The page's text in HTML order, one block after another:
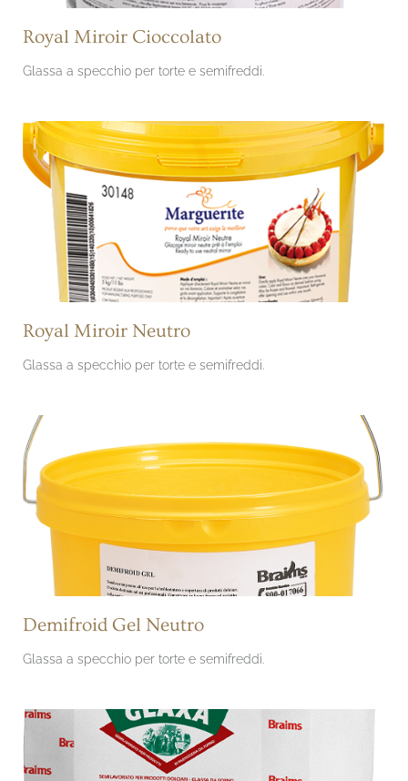
Royal Miroir Cioccolato
Glassa a specchio per torte e semifreddi.
Royal Miroir Neutro
Glassa a specchio per torte e semifreddi.
Demifroid Gel Neutro
Glassa a specchio per torte e semifreddi.